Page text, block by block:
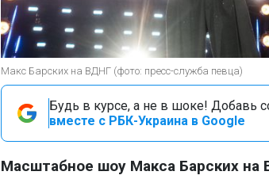
Макс Барских на ВДНГ (фото: пресс-служба певца)
Будь в курсе, а не в шоке! Добавь
вместе с РБК-Украина в Google
Масштабное шоу Макса Барских на